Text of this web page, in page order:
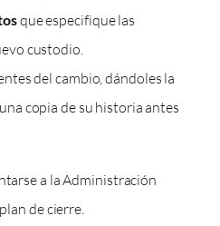
que especifique las
custodio.
del cambio, dándoles la
copia de su historia antes
a la Administración
de cierre.